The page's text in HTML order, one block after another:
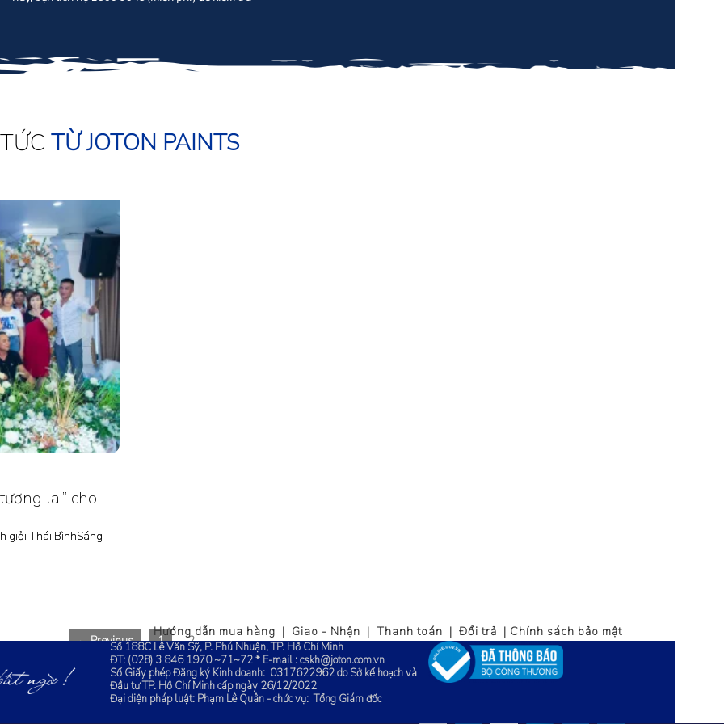
TỪ JOTON PAINTS
lai” cho
giỏi Thái BìnhSáng
← Previous 1 2
Hướng dẫn mua hàng | Giao - Nhận | Thanh toán | Đổi trả | Chính sách bảo mật
Số 188C Lê Văn Sỹ, P. Phú Nhuận, TP. Hồ Chí Minh
ĐT: (028) 3 846 1970 ~71~72 * E-mail : cskh@joton.com.vn
Số Giấy phép Đăng ký Kinh doanh: 0317622962do Sở kế hoạch và
Đầu tư TP. Hồ Chí Minh cấp ngày 26/12/2022
Đại diện pháp luật: Phạm Lê Quân - chức vụ: Tổng Giám đốc